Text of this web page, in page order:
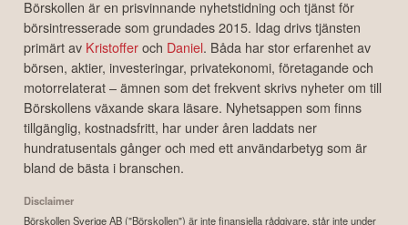
Börskollen är en prisvinnande nyhetstidning och tjänst för
börsintresserade som grundades 2015. Idag drivs tjänsten
primärt av Kristofferoch Daniel. Båda har stor erfarenhet av
börsen, aktier, investeringar, privatekonomi, företagande och
motorrelaterat – ämnen som det frekvent skrivs nyheter om till
Börskollens växande skara läsare. Nyhetsappen som finns
tillgänglig, kostnadsfritt, har under åren laddats ner
hundratusentals gånger och med ett användarbetyg som är
bland de bästa i branschen.
Disclaimer
Börskollen Sverige AB ("Börskollen") är inte finansiella rådgivare, står inte under